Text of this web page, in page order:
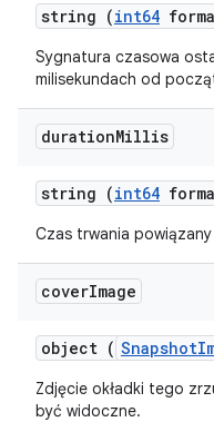
string (int64
Sygnatura czasowa
milisekundach od
durationMillis
string (int64
Czas trwania
coverImage
object (
Zdjęcie okładki tego
być widoczne.